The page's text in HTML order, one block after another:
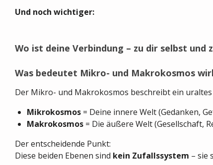
Und noch wichtiger:
Wo ist deine Verbindung – zu dir selbst und
Was bedeutet Mikro- und Makrokosmos
Der Mikro- und Makrokosmos beschreibt ein uraltes
Mikrokosmos = Deine innere Welt (Gedanken,
Makrokosmos = Die äußere Welt (Gesellschaft,
Der entscheidende Punkt:
Diese beiden Ebenen sind kein Zufallssystem – sie